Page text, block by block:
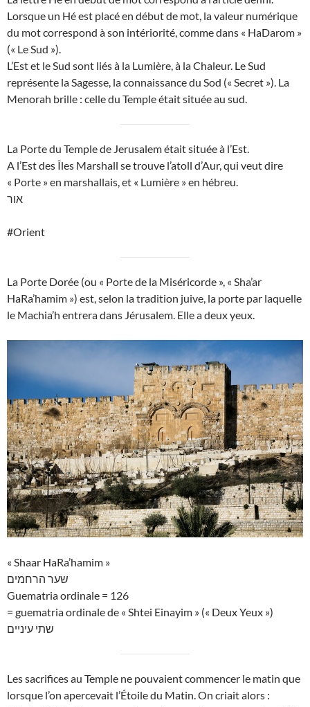
Lorsque un Hé est placé en début de mot, la valeur numérique
du mot correspond à son intériorité, comme dans « HaDarom »
(« Le Sud »).
L’Est et le Sud sont liés à la Lumière, à la Chaleur. Le Sud
représente la Sagesse, la connaissance du Sod (« Secret »). La
Menorah brille : celle du Temple était située au sud.
La Porte du Temple de Jerusalem était située à l’Est.
A l’Est des Îles Marshall se trouve l’atoll d’Aur, qui veut dire
« Porte » en marshallais, et « Lumière » en hébreu.
אור
#Orient
La Porte Dorée (ou « Porte de la Miséricorde », « Sha’ar
HaRa’hamim ») est, selon la tradition juive, la porte par laquelle
le Machia’h entrera dans Jérusalem. Elle a deux yeux.
« Shaar HaRa’hamim »
שער הרחמים
Guematria ordinale = 126
= guematria ordinale de « Shtei Einayim » (« Deux Yeux »)
שתי עיניים
Les sacrifices au Temple ne pouvaient commencer le matin que
lorsque l’on apercevait l’Étoile du Matin. On criait alors :